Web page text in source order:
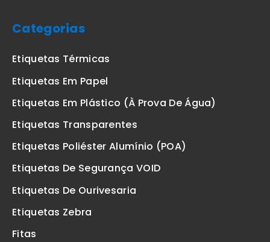
Categorias
Etiquetas Térmicas
Etiquetas Em Papel
Etiquetas Em Plástico (à Prova De Água)
Etiquetas Transparentes
Etiquetas Poliéster Alumínio (POA)
Etiquetas De Segurança VOID
Etiquetas De Ourivesaria
Etiquetas Zebra
Fitas